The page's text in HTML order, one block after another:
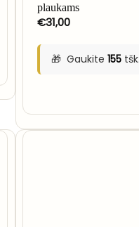
plaukams
€31,00
Gaukite155 tšk.